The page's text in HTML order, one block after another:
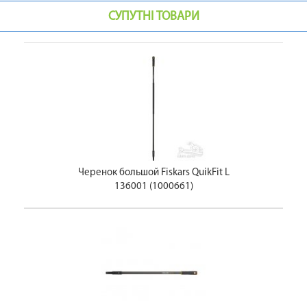
СУПУТНІ ТОВАРИ
Черенок большой Fiskars QuikFit L
136001 (1000661)